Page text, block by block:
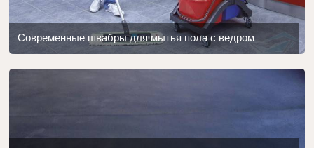
Современные швабры для мытья пола с ведром